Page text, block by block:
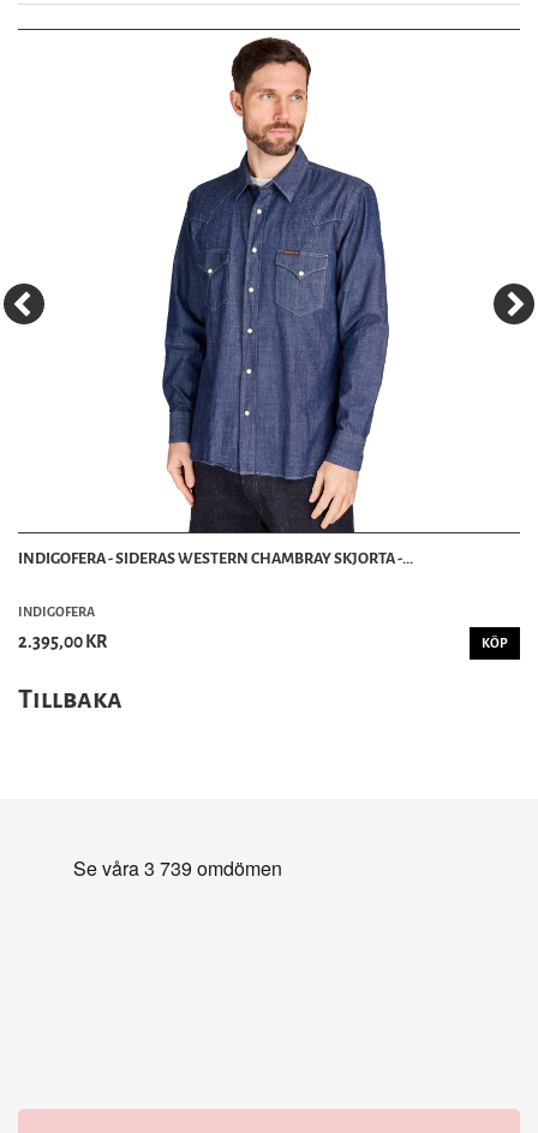
INDIGOFERA - SIDERAS WESTERN CHAMBRAY SKJORTA -...
INDIGOFERA
2.395,00 KR KÖP
Tillbaka